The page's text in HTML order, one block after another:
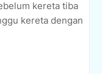
kereta tiba
kereta dengan